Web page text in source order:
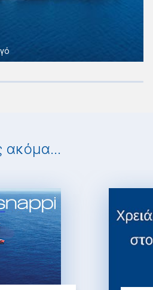
ακόμα...